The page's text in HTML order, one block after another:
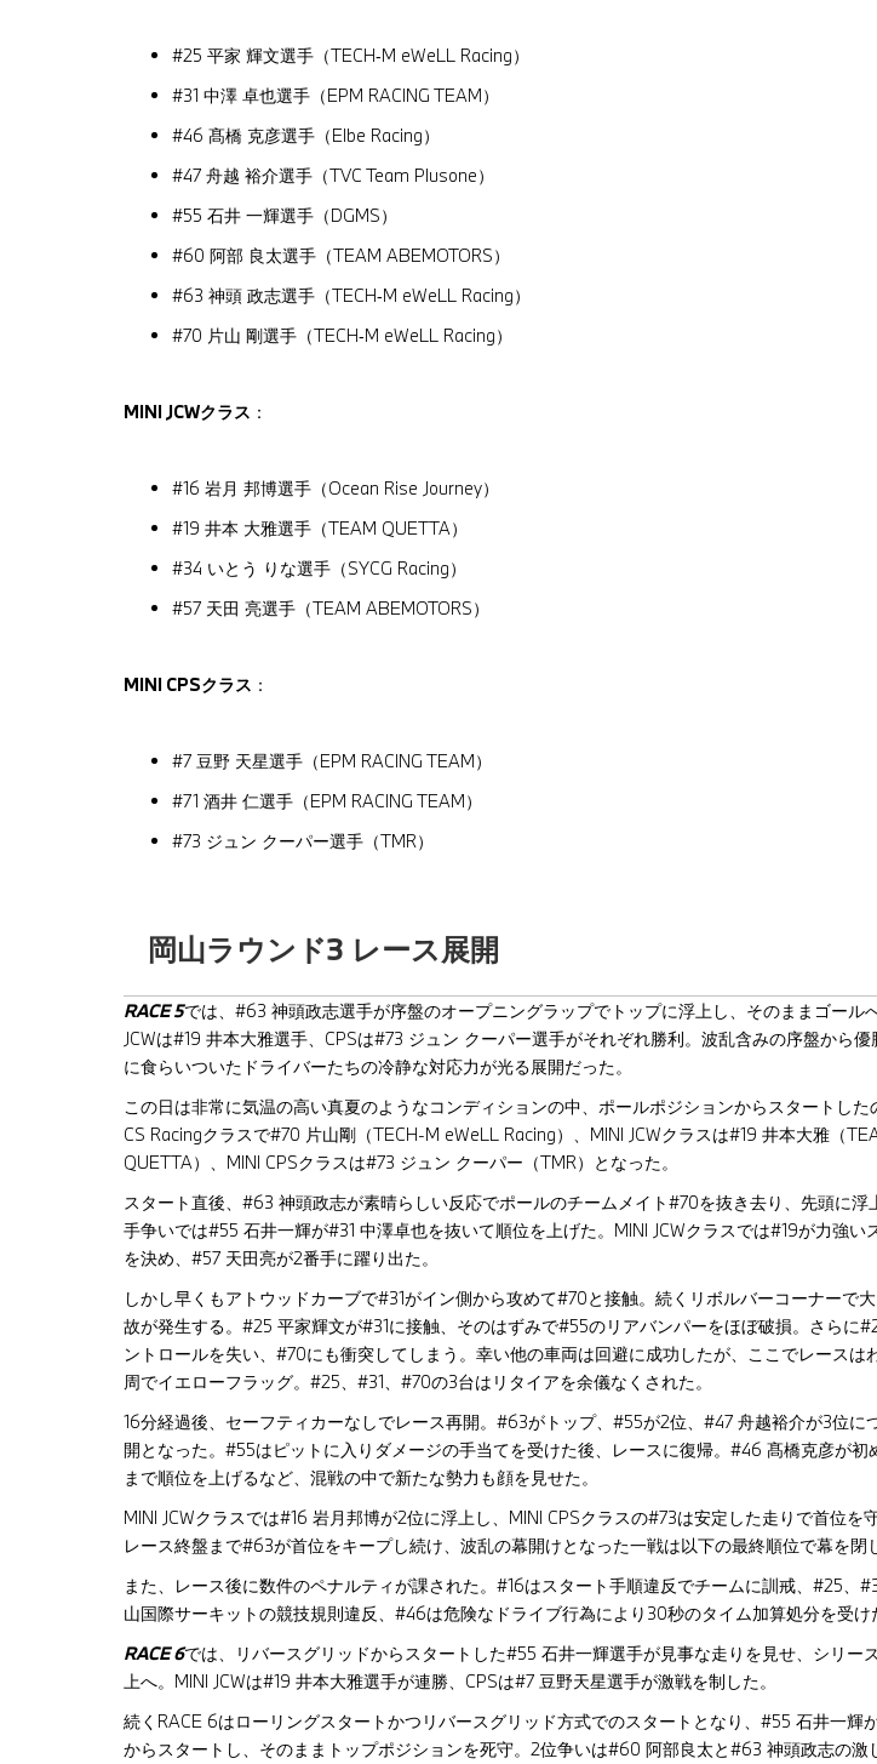
#25 平家 輝文選手（TECH‑M eWeLL Racing）
#31 中澤 卓也選手（EPM RACING TEAM）
#46 髙橋 克彦選手（Elbe Racing）
#47 舟越 裕介選手（TVC Team Plusone）
#55 石井 一輝選手（DGMS）
#60 阿部 良太選手（TEAM ABEMOTORS）
#63 神頭 政志選手（TECH‑M eWeLL Racing）
#70 片山 剛選手（TECH‑M eWeLL Racing）
MINI JCWクラス ：
#16 岩月 邦博選手（Ocean Rise Journey）
#19 井本 大雅選手（TEAM QUETTA）
#34 いとう りな選手（SYCG Racing）
#57 天田 亮選手（TEAM ABEMOTORS）
MINI CPSクラス ：
#7 豆野 天星選手（EPM RACING TEAM）
#71 酒井 仁選手（EPM RACING TEAM）
#73 ジュン クーパー選手（TMR）
岡山ラウンド3 レース展開
RACE 5では、#63 神頭政志選手が序盤のオープニングラップでトップに浮上し、そのままゴール
JCWは#19 井本大雅選手、CPSは#73 ジュン クーパー選手がそれぞれ勝利。波乱含みの序盤から優
に食らいついたドライバーたちの冷静な対応力が光る展開だった。
この日は非常に気温の高い真夏のようなコンディションの中、ポールポジションからスタートした
CS Racingクラスで#70 片山剛（TECH-M eWeLL Racing）、MINI JCWクラスは#19 井本大雅（
QUETTA）、MINI CPSクラスは#73 ジュン クーパー（TMR）となった。
スタート直後、#63 神頭政志が素晴らしい反応でポールのチームメイト#70を抜き去り、先頭に浮
手争いでは#55 石井一輝が#31 中澤卓也を抜いて順位を上げた。MINI JCWクラスでは#19が力強い
を決め、#57 天田亮が2番手に躍り出た。
しかし早くもアトウッドカーブで#31がイン側から攻めて#70と接触。続くリボルバーコーナーで
故が発生する。#25 平家輝文が#31に接触、そのはずみで#55のリアバンパーをほぼ破損。さらに
ントロールを失い、#70にも衝突してしまう。幸い他の車両は回避に成功したが、ここでレースは
周でイエローフラッグ。#25、#31、#70の3台はリタイアを余儀なくされた。
16分経過後、セーフティカーなしでレース再開。#63がトップ、#55が2位、#47 舟越裕介が3位に
開となった。#55はピットに入りダメージの手当てを受けた後、レースに復帰。#46 髙橋克彦が初
まで順位を上げるなど、混戦の中で新たな勢力も顔を見せた。
MINI JCWクラスでは#16 岩月邦博が2位に浮上し、MINI CPSクラスの#73は安定した走りで首位を守
レース終盤まで#63が首位をキープし続け、波乱の幕開けとなった一戦は以下の最終順位で幕を閉
また、レース後に数件のペナルティが課された。#16はスタート手順違反でチームに訓戒、#25、
山国際サーキットの競技規則違反、#46は危険なドライブ行為により30秒のタイム加算処分を受け
RACE 6では、リバースグリッドからスタートした#55 石井一輝選手が見事な走りを見せ、シリー
上へ。MINI JCWは#19 井本大雅選手が連勝、CPSは#7 豆野天星選手が激戦を制した。
続くRACE 6はローリングスタートかつリバースグリッド方式でのスタートとなり、#55 石井一輝
からスタートし、そのままトップポジションを死守。2位争いは#60 阿部良太と#63 神頭政志の激